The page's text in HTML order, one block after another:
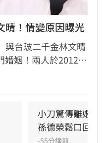
晴！情變原因曝光
與台玻二千金林文晴
婚姻！兩人於2012年
，曾是演藝圈與豪
長期「無特別作為」
5566成員身分紅遍亞
創事業，對於婚變
小刀驚傳離婚
孫德榮鬆口回應
-55分鐘前